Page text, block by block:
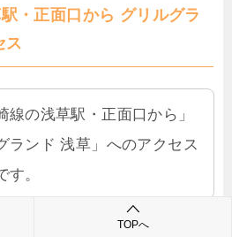
・正面口から グリルグラ
ス
線の浅草駅・正面口から」
ランド 浅草」へのアクセス
。
TOPへ